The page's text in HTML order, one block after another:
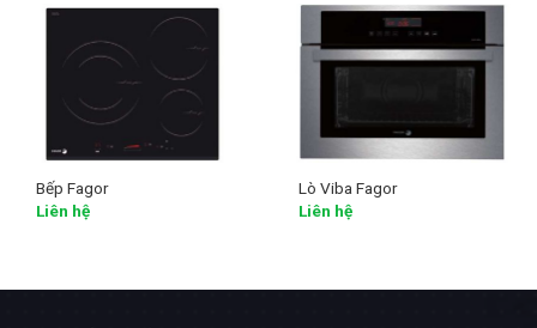
Bếp Fagor
Liên hệ
Lò Viba Fagor
Liên hệ